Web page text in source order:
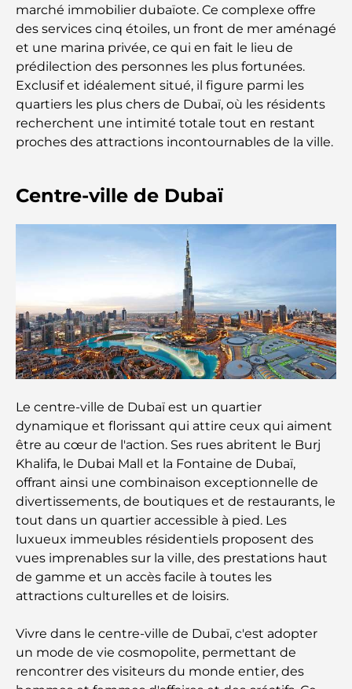
Les 7 meilleurs restaurants de Dubai Creek
Harbour où dîner
Les meilleures écoles de Dubai Marina : un guide
adapté aux familles
Restaurants à Dubai Hills : Les meilleures adresses
gourmandes d’un quartier en pleine expansion
Les meilleurs parcours de golf de championnat à
Dubaï
Résidences en bord de mer à Dubaï : le luxe au
Les meilleures banques de Dubaï pour les
expatriés : un guide bancaire complet
Le pays le plus cher du monde : un classement
mondial des coûts
Les meilleurs restaurants de steak à Dubaï : un
guide pour les amateurs de viande
A Brief Guide to Buying Property in Dubai (2025-
26)
Guide des salles de sport de Damac Hills : Les
meilleures options de remise en forme à Damac
Hills et aux alentours
Les meilleurs centres commerciaux de Dubaï pour
Que faire au DIFC : explorez le quartier le plus
dynamique de Dubaï
marché immobilier dubaïote. Ce complexe offre
des services cinq étoiles, un front de mer aménagé
et une marina privée, ce qui en fait le lieu de
prédilection des personnes les plus fortunées.
Exclusif et idéalement situé, il figure parmi les
quartiers les plus chers de Dubaï, où les résidents
recherchent une intimité totale tout en restant
proches des attractions incontournables de la ville.
Centre-ville de Dubaï
Le centre-ville de Dubaï est un quartier
dynamique et florissant qui attire ceux qui aiment
être au cœur de l'action. Ses rues abritent le Burj
Khalifa, le Dubai Mall et la Fontaine de Dubaï,
offrant ainsi une combinaison exceptionnelle de
divertissements, de boutiques et de restaurants, le
tout dans un quartier accessible à pied. Les
luxueux immeubles résidentiels proposent des
vues imprenables sur la ville, des prestations haut
de gamme et un accès facile à toutes les
attractions culturelles et de loisirs.
Vivre dans le centre-ville de Dubaï, c'est adopter
un mode de vie cosmopolite, permettant de
rencontrer des visiteurs du monde entier, des